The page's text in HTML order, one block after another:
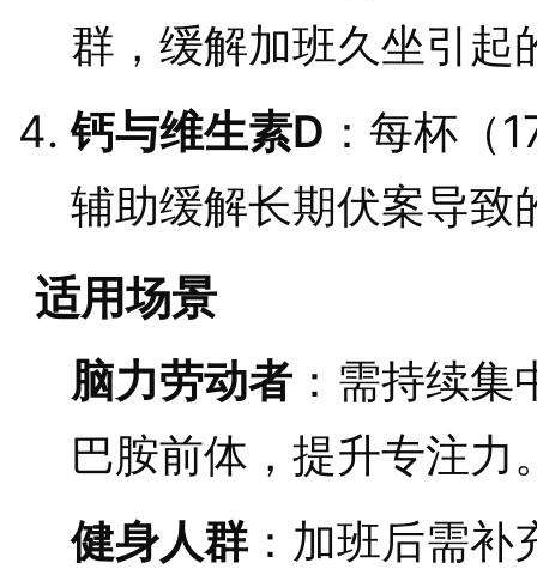
群，缓解加班久坐引起
钙与维生素D ：每杯（
辅助缓解长期伏案导致
适用场景
脑力劳动者 ：需持续
巴胺前体，提升专注力
健身人群 ：加班后需